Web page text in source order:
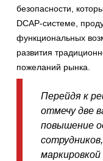
безопасности,
DCAP-системе,
функциональных
развития
пожеланий рынка.
Перейдя к
отмечу две
повышение